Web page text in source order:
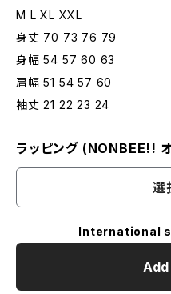
M L XL XXL
身丈 70 73 76 79
身幅 54 57 60 63
肩幅 51 54 57 60
袖丈 21 22 23 24
ラッピング (NONBEE!!
選
International